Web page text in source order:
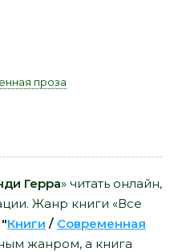
проза
Герра» читать онлайн,
Жанр книги «Все
"Книги / Современная
жанром, а книга